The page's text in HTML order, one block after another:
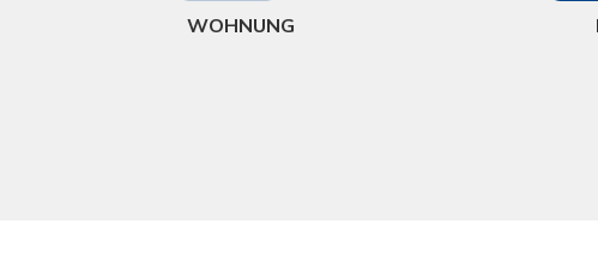
WOHNUNG